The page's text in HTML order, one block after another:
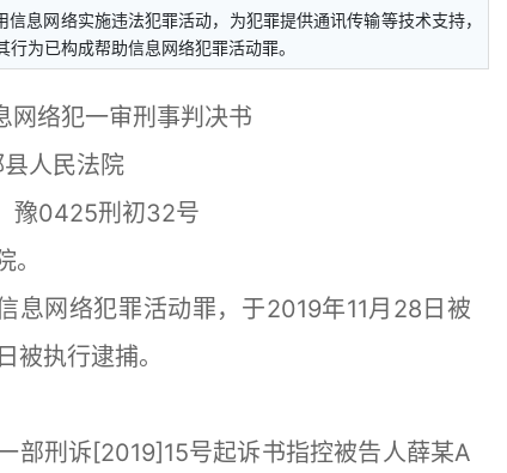
息网络实施违法犯罪活动，为犯罪提供通讯传输等技术支持，
为已构成帮助信息网络犯罪活动罪。
网络犯一审刑事判决书
县人民法院
豫0425刑初32号
网络犯罪活动罪，于2019年11月28日被
被执行逮捕。
刑诉[2019]15号起诉书指控被告人薛某A